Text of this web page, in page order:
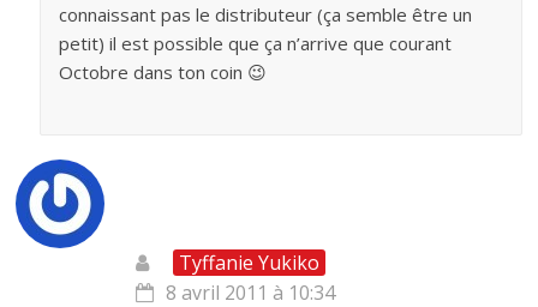
connaissant pas le distributeur (ça semble être un
petit) il est possible que ça n’arrive que courant
Octobre dans ton coin 😉
Tyffanie Yukiko
8 avril 2011 à 10:34